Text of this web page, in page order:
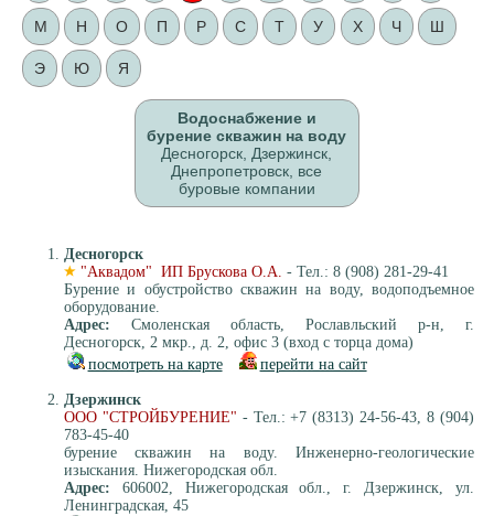
М Н О П Р С Т У Х Ч Ш
Э Ю Я
Водоснабжение и
бурение скважин на воду
Десногорск, Дзержинск,
Днепропетровск, все
буровые компании
Десногорск
"Аквадом" ИП Брускова О.А. - Тел.: 8 (908) 281-29-41
Бурение и обустройство скважин на воду, водоподъемное
оборудование.
Адрес: Смоленская область, Рославльский р-н, г.
Десногорск, 2 мкр., д. 2, офис 3 (вход с торца дома)
посмотреть на карте
перейти на сайт
Дзержинск
ООО "СТРОЙБУРЕНИЕ" - Тел.: +7 (8313) 24-56-43, 8 (904)
783-45-40
бурение скважин на воду. Инженерно-геологические
изыскания. Нижегородская обл.
Адрес: 606002, Нижегородская обл., г. Дзержинск, ул.
Ленинградская, 45